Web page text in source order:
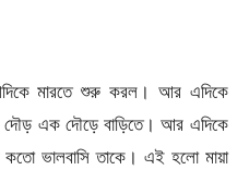
মারতে শুরু করল। আর এদিকে
দৌড় এক দৌড়ে বাড়িতে। আর এদিকে
কতো ভালবাসি তাকে। এই হলো মায়া